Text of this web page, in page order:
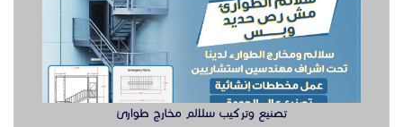
تصنيع وتركيب سلالم مخارج طوارئ